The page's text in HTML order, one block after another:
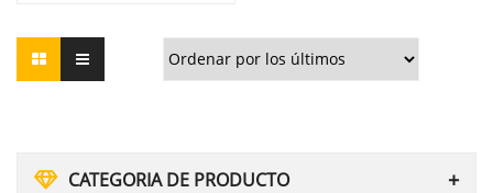
CATEGORIA DE PRODUCTO